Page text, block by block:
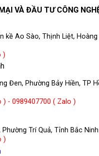
VÀ ĐẦU TƯ CÔNG
kề Ao Sào, Thịnh Liệt, Hoàng
)
Đen, Phường Bảy Hiền, TP
) - 0989407700 ( Zalo )
Phường Trí Quả, Tỉnh Bắc Ninh
)